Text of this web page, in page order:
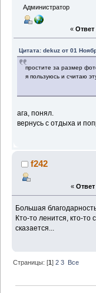
Администратор
« Ответ
Цитата: dekuz от 01
простите за размер
я пользуюсь и считаю
ага, понял.
вернусь с отдыха и
f242
« Ответ
Большая
Кто-то ленится, кто-то
сказается...
Страницы: [1]2 3
Все